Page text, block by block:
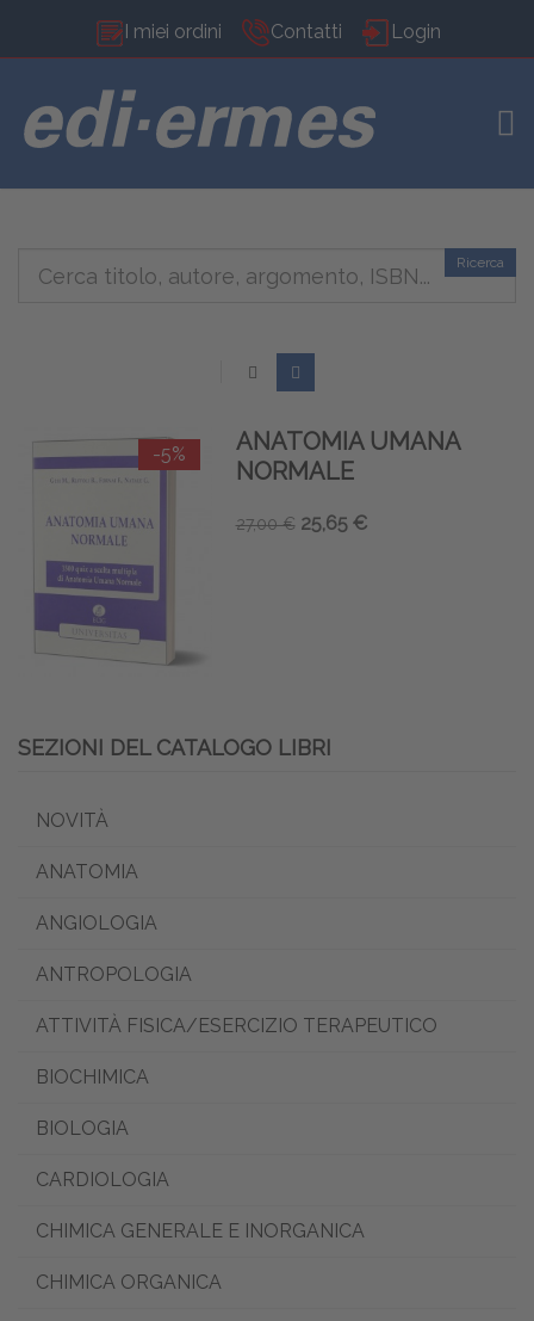
I miei ordini Contatti Login
Ricerca
-5%
ANATOMIA UMANA
NORMALE
27,00 € 25,65 €
SEZIONI DEL CATALOGO LIBRI
NOVITÀ
ANATOMIA
ANGIOLOGIA
ANTROPOLOGIA
ATTIVITÀ FISICA/ESERCIZIO TERAPEUTICO
BIOCHIMICA
BIOLOGIA
CARDIOLOGIA
CHIMICA GENERALE E INORGANICA
CHIMICA ORGANICA